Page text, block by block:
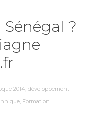
?
2014, développement
, Formation